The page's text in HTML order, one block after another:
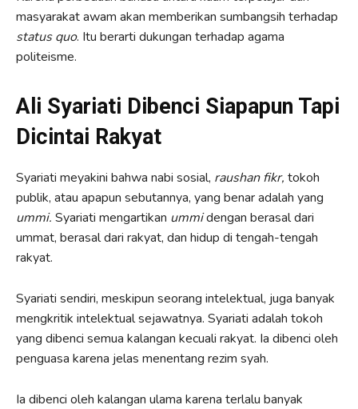
masyarakat awam akan memberikan sumbangsih terhadap
status quo. Itu berarti dukungan terhadap agama
politeisme.
Ali Syariati Dibenci Siapapun Tapi
Dicintai Rakyat
Syariati meyakini bahwa nabi sosial, raushan fikr, tokoh
publik, atau apapun sebutannya, yang benar adalah yang
ummi. Syariati mengartikan ummidengan berasal dari
ummat, berasal dari rakyat, dan hidup di tengah-tengah
rakyat.
Syariati sendiri, meskipun seorang intelektual, juga banyak
mengkritik intelektual sejawatnya. Syariati adalah tokoh
yang dibenci semua kalangan kecuali rakyat. Ia dibenci oleh
penguasa karena jelas menentang rezim syah.
Ia dibenci oleh kalangan ulama karena terlalu banyak